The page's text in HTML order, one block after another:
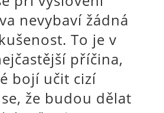
nevybaví žádná
To je v
příčina,
bojí učit cizí
že budou dělat